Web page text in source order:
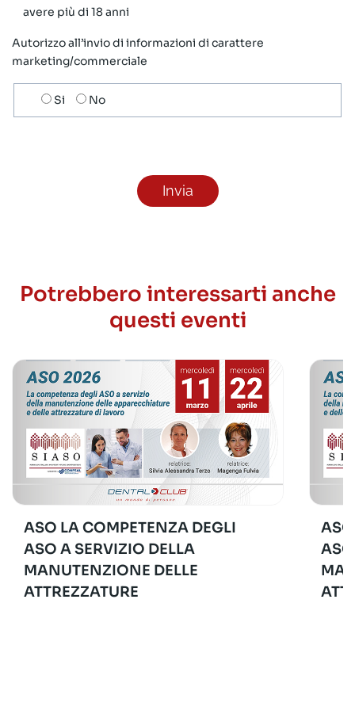
avere più di 18 anni
Autorizzo all’invio di informazioni di carattere
marketing/commerciale
Scelta
invio
Si No
Potrebbero interessarti anche
questi eventi
ASO LA COMPETENZA DEGLI
ASO A SERVIZIO DELLA
MANUTENZIONE DELLE
ATTREZZATURE